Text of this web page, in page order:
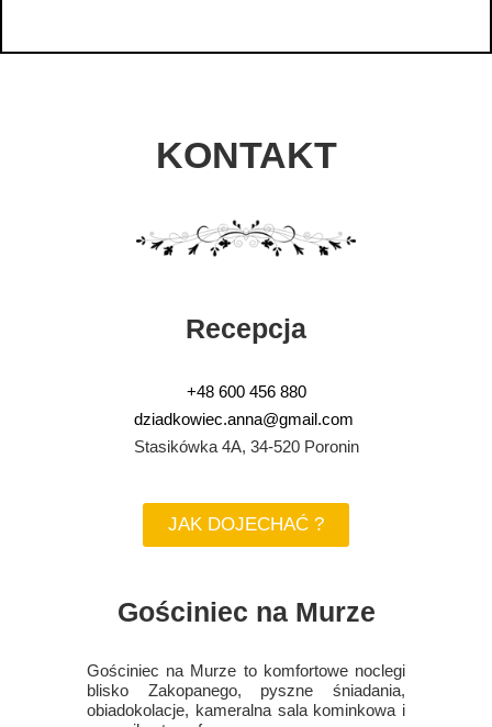
Gościniec na Murze
Gościniec na Murze to komfortowe noclegi
blisko Zakopanego, pyszne śniadania,
obiadokolacje, kameralna sala kominkowa i
JAK DOJECHAĆ ?
Recepcja
+48 600 456 880
dziadkowiec.anna@gmail.com
Stasikówka 4A, 34-520 Poronin
KONTAKT